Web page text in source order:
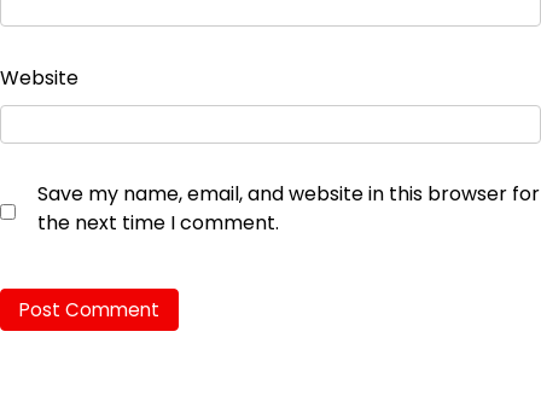
Website
Save my name, email, and website in this browser for
the next time I comment.